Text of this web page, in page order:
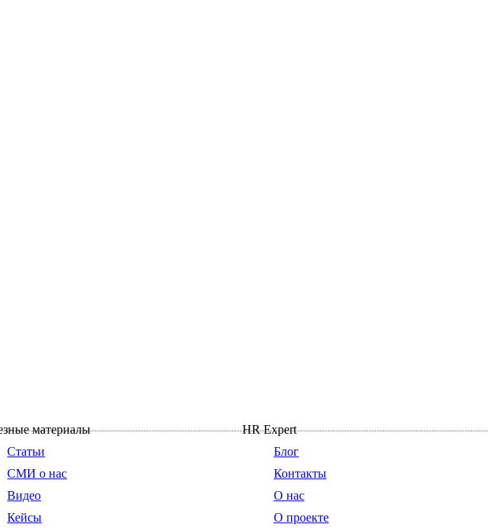
материалы
Статьи
СМИ о нас
Видео
Кейсы
HR Expert
Блог
Контакты
О нас
О проекте